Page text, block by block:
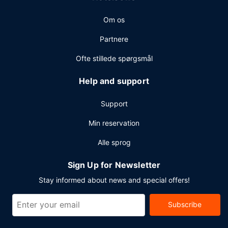
Gæsterne har blandt andet adgang til gratis
forretningscenter og hurtig udtjekning. Planlægger du et
arrangement i New Orleans? På dette hotel er der et
område på 2230 kvadratmeter til rådighed, bestående af
konferencelokaler og mødelokaler.
Om os
Partnere
Ofte stillede spørgsmål
Help and support
Support
Min reservation
Alle sprog
Sign Up for Newsletter
Stay informed about news and special offers!
Subscribe